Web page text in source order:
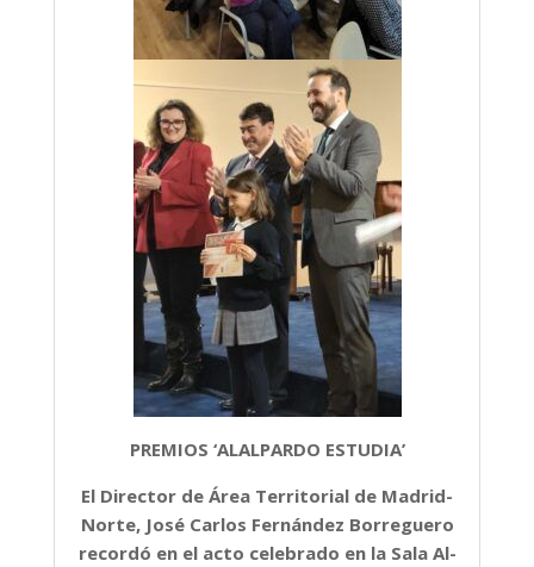
PREMIOS ‘ALALPARDO ESTUDIA’
El Director de Área Territorial de Madrid-
Norte, José Carlos Fernández Borreguero
recordó en el acto celebrado en la Sala Al-